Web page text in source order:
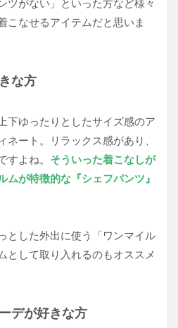
ツがない」といった方など様々
こなせるアイテムだと思いま
な方
下ゆったりとしたサイズ感のア
ネート。リラックス感があり、
すよね。 そういった着こなしが
ムが特徴的な『シェフパンツ』
とした外出に使う「ワンマイル
として取り入れるのもオススメ
デが好きな方